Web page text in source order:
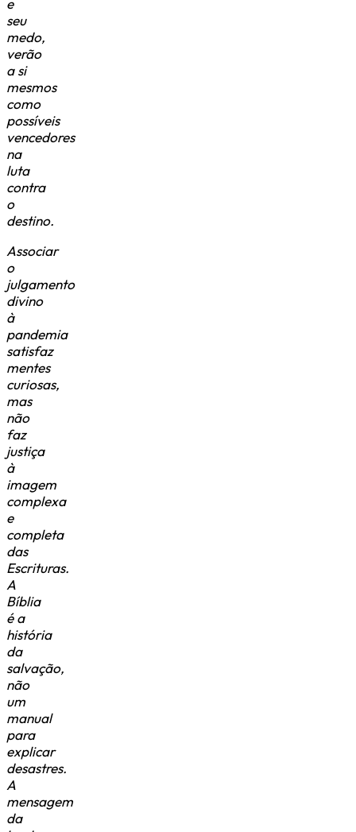
e
seu
medo,
verão
a si
mesmos
como
possíveis
vencedores
na
luta
contra
o
destino.
Associar
o
julgamento
divino
à
pandemia
satisfaz
mentes
curiosas,
mas
não
faz
justiça
à
imagem
complexa
e
completa
das
Escrituras.
A
Bíblia
é a
história
da
salvação,
não
um
manual
para
explicar
desastres.
A
mensagem
da